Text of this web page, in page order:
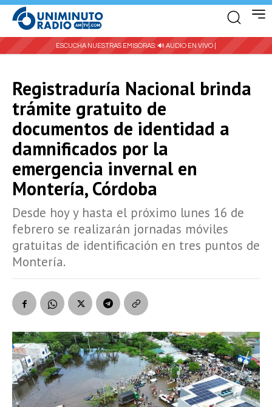
ESCUCHA NUESTRAS EMISORAS: 🔊 AUDIO EN VIVO |
Registraduría Nacional brinda
trámite gratuito de
documentos de identidad a
damnificados por la
emergencia invernal en
Montería, Córdoba
Desde hoy y hasta el próximo lunes 16 de
febrero se realizarán jornadas móviles
gratuitas de identificación en tres puntos de
Montería.